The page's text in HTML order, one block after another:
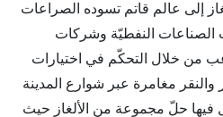
إلى عالم قاتم تسوده الصراعات
الصناعات النفطيّة وشركات
من خلال التحكّم في اختيارات
مغامرة عبر شوارع المدينة
حلّ مجموعة من الألغاز حيث